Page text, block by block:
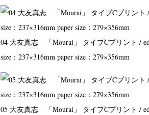
04 大友真志 「Mourai」 タイプCプリント /
size：237×316mm paper size：279×356mm
05 大友真志 「Mourai」 タイプCプリント /